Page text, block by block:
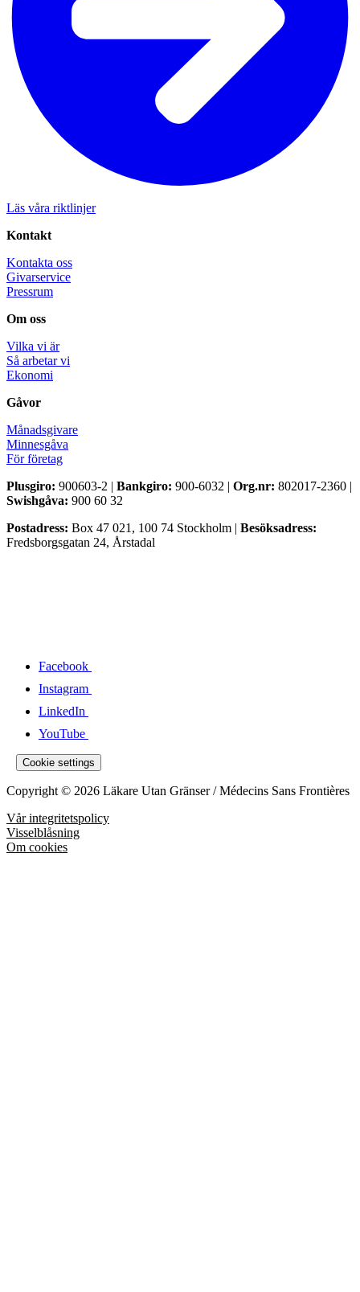
Läs våra riktlinjer
Kontakt
Kontakta oss
Givarservice
Pressrum
Om oss
Vilka vi är
Så arbetar vi
Ekonomi
Gåvor
Månadsgivare
Minnesgåva
För företag
Plusgiro: 900603-2 | Bankgiro: 900-6032 | Org.nr: 802017-2360 |
Swishgåva: 900 60 32
Postadress: Box 47 021, 100 74 Stockholm | Besöksadress:
Fredsborgsgatan 24, Årstadal
Facebook
Instagram
LinkedIn
YouTube
Cookie settings
Copyright © 2026 Läkare Utan Gränser / Médecins Sans Frontières
Vår integritetspolicy
Visselblåsning
Om cookies